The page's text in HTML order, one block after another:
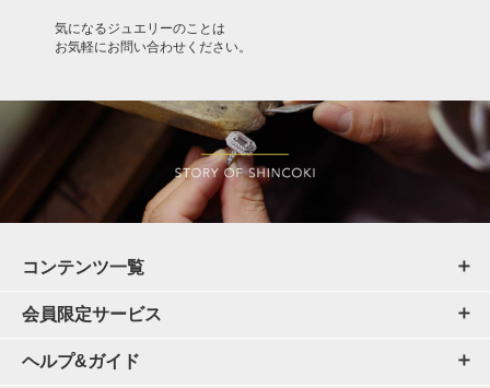
気になるジュエリーのことは
お気軽にお問い合わせください。
コンテンツ一覧
会員限定サービス
ヘルプ&ガイド